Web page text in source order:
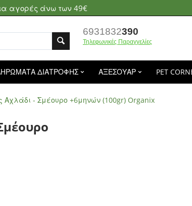
αγορές άνω των 49€
6931832390
Τηλεφωνικές Παραγγελίες
ΔΙΑΤΡΟΦΗΣ ΑΞΕΣΟΥΑΡ PET
Αχλάδι - Σμέουρο +6μηνών (100gr) Organix